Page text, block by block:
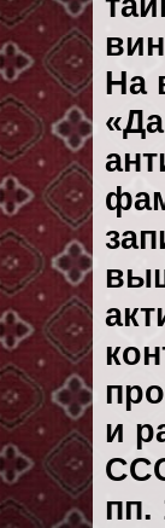
На
и
пп.